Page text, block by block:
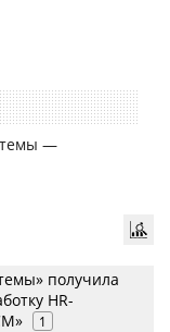
—
получила
HR-
1